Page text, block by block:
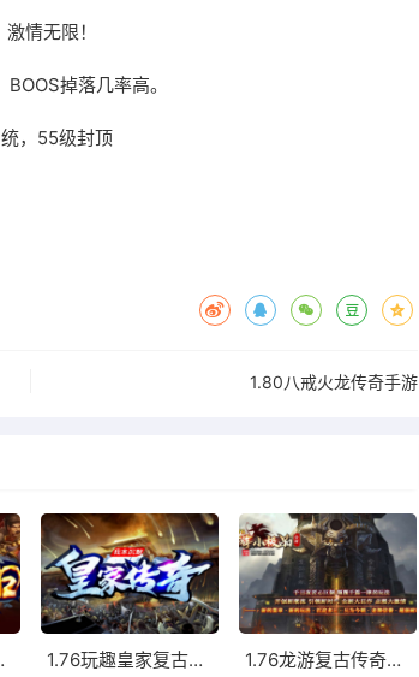
情无限！
掉落几率高。
，55级封顶
1.80八戒火龙传奇手游
手游 1.76玩趣皇家复古传奇手游 1.76龙游复古传奇手游